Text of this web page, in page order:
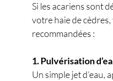
Si les acariens sont
votre haie de
recommandées :
1. Pulvérisation
Un simple jet d’eau,